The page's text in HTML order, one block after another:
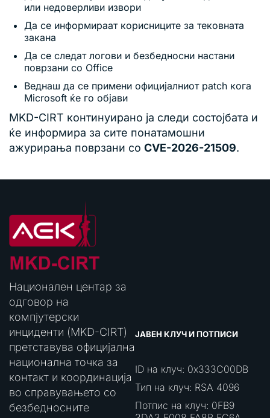
или недоверливи извори
Да се информираат корисниците за тековната
закана
Да се следат логови и безбедносни настани
поврзани со Office
Веднаш да се примени официјалниот patch кога
Microsoft ќе го објави
MKD-CIRT континуирано ја следи состојбата и
ќе информира за сите понатамошни
ажурирања поврзани со CVE-2026-21509.
Национален центар за
одговор на
компјутерски
инциденти (MKD-CIRT)
претставува официјална
национална точка за
контакт и координација
во справувањето со
безбедносните
ЈАВЕН КЛУЧ И ПОТПИСИ
ID на клуч: 0x333C00DB
Тип на клуч: RSA 4096
Потпис на клуч: 0FB9